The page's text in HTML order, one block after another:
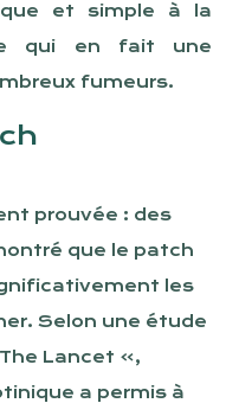
et simple à la
qui en fait une
fumeurs.
prouvée : des
que le patch
les
Selon une étude
Lancet »,
a permis à